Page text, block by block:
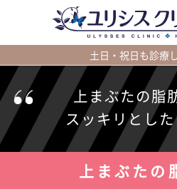
土日・祝日も診療
上まぶたの脂
スッキリとし
上まぶたの